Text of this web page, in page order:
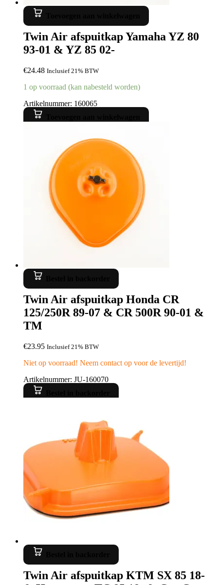
Twin Air afspuitkap Yamaha YZ 80
93-01 & YZ 85 02-
€24.48 Inclusief 21% BTW
1 op voorraad (kan nabesteld worden)
Artikelnummer: 160065
Twin Air afspuitkap Honda CR
125/250R 89-07 & CR 500R 90-01 &
TM
€23.95 Inclusief 21% BTW
Niet op voorraad! Neem contact op voor de levertijd!
Artikelnummer: JU-160070
Twin Air afspuitkap KTM SX 85 18-